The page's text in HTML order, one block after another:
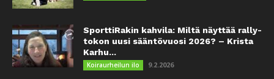
SporttiRakin kahvila: Miltä näyttää rally-
tokon uusi sääntövuosi 2026? – Krista
Karhu...
Koiraurheilun ilo 9.2.2026